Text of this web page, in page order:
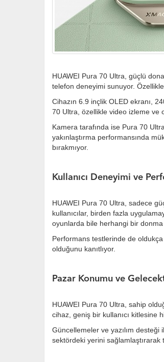
HUAWEI Pura 70 Ultra, güçlü
telefon deneyimi sunuyor. Özellikle
Cihazın 6.9 inçlik OLED ekranı,
70 Ultra, özellikle video izleme ve
Kamera tarafında ise Pura 70
yakınlaştırma performansında
bırakmıyor.
Kullanıcı Deneyimi ve
HUAWEI Pura 70 Ultra, sadece
kullanıcılar, birden fazla
oyunlarda bile herhangi bir donma
Performans testlerinde de oldukça
olduğunu kanıtlıyor.
Pazar Konumu ve
HUAWEI Pura 70 Ultra, sahip
cihaz, geniş bir kullanıcı kitlesine
Güncellemeler ve yazılım desteği
sektördeki yerini sağlamlaştırarak